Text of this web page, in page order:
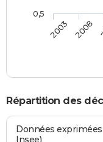
2003 2008
0,5
Répartition des
Données
Insee)